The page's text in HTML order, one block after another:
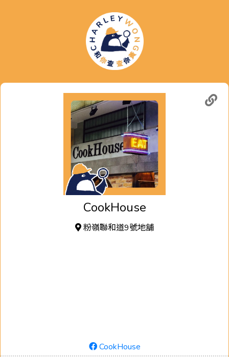
CookHouse
粉嶺聯和道9號地舖
CookHouse